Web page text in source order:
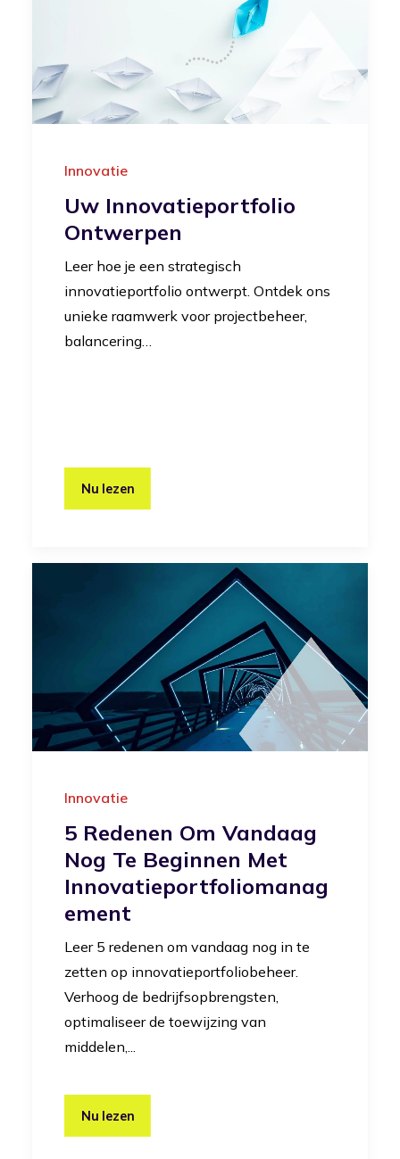
Innovatie
Uw Innovatieportfolio
Ontwerpen
Leer hoe je een strategisch
innovatieportfolio ontwerpt. Ontdek ons
unieke raamwerk voor projectbeheer,
balancering…
Nu lezen
Innovatie
5 Redenen Om Vandaag
Nog Te Beginnen Met
Innovatieportfoliomanag
Ement
Leer 5 redenen om vandaag nog in te
zetten op innovatieportfoliobeheer.
Verhoog de bedrijfsopbrengsten,
optimaliseer de toewijzing van
middelen,...
Nu lezen